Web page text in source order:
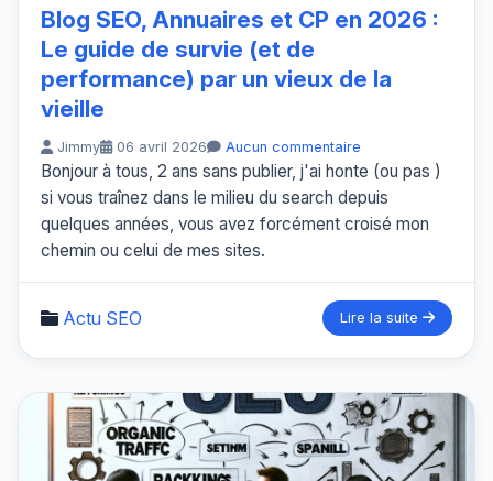
Blog SEO, Annuaires et CP en 2026 :
Le guide de survie (et de
performance) par un vieux de la
vieille
Jimmy 06 avril 2026 Aucun commentaire
Bonjour à tous, 2 ans sans publier, j'ai honte (ou pas )
si vous traînez dans le milieu du search depuis
quelques années, vous avez forcément croisé mon
chemin ou celui de mes sites.
Actu SEO Lire la suite